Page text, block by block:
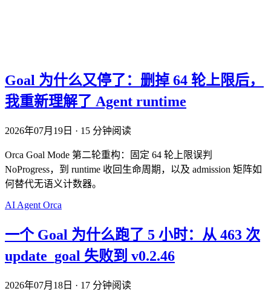
Goal 为什么又停了：删掉 64 轮上限后，
我重新理解了 Agent runtime
2026年07月19日 · 15 分钟阅读
Orca Goal Mode 第二轮重构：固定 64 轮上限误判
NoProgress，到 runtime 收回生命周期，以及 admission 矩阵如
何替代无语义计数器。
AI Agent Orca
一个 Goal 为什么跑了 5 小时：从 463 次
update_goal 失败到 v0.2.46
2026年07月18日 · 17 分钟阅读